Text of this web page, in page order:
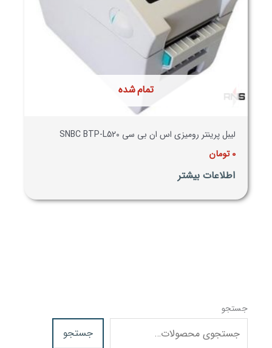
جستجو
جستجو
تمام شده
لیبل پرینتر رومیزی اس ان بی سی SNBC BTP-L520
0تومان
اطلاعات بیشتر